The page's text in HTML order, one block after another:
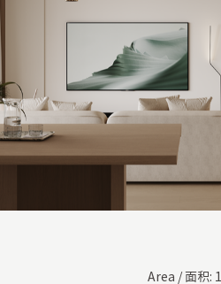
Area / 面积: